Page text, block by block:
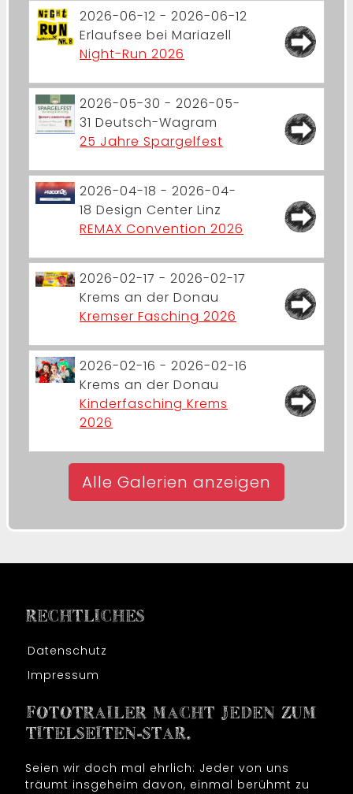
2026-06-12 - 2026-06-12
Erlaufsee bei Mariazell
Night-Run 2026
2026-05-30 - 2026-05-
31 Deutsch-Wagram
25 Jahre Spargelfest
2026-04-18 - 2026-04-
18 Design Center Linz
REMAX Convention 2026
2026-02-17 - 2026-02-17
Krems an der Donau
Kremser Fasching 2026
2026-02-16 - 2026-02-16
Krems an der Donau
Kinderfasching Krems
2026
Alle Galerien anzeigen
RECHTLICHES
Datenschutz
Impressum
FOTOTRAILER MACHT JEDEN ZUM
TITELSEITEN-STAR.
Seien wir doch mal ehrlich: Jeder von uns
träumt insgeheim davon, einmal berühmt zu